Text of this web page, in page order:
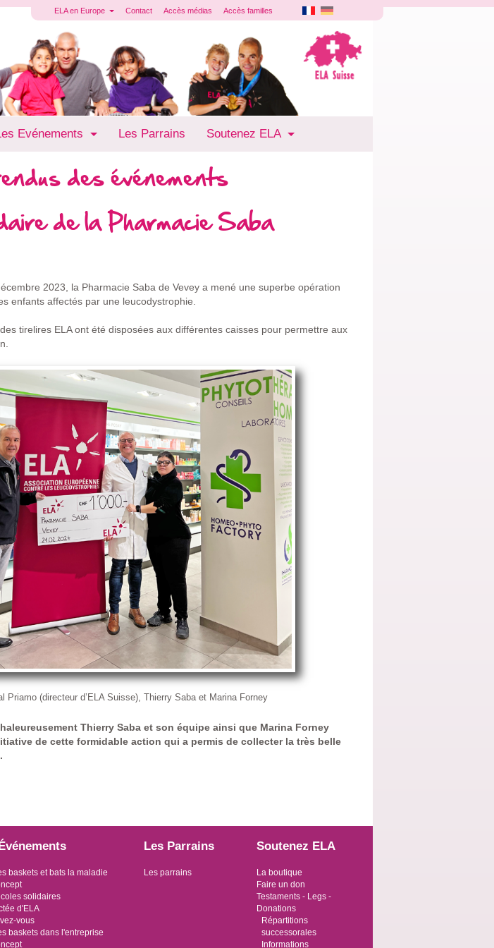
ELA en Europe Contact Accès médias Accès familles
Evénements Les Parrains Soutenez ELA
des événements
de la Pharmacie Saba
2023, la Pharmacie Saba de Vevey a mené une superbe opération
enfants affectés par une leucodystrophie.
tirelires ELA ont été disposées aux différentes caisses pour permettre aux
Priamo (directeur d’ELA Suisse), Thierry Saba et Marina Forney
Thierry Saba et son équipe ainsi que Marina Forney
de cette formidable action qui a permis de collecter la très belle
baskets et bats la maladie
solidaires
d'ELA
vous
baskets dans l'entreprise
Les Parrains
Les parrains
Soutenez ELA
La boutique
Faire un don
Testaments - Legs -
Donations
Répartitions
successorales
Informations